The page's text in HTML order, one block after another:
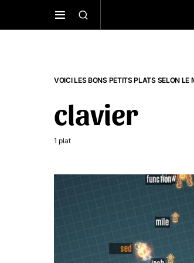
VOICI LES BONS PETITS PLATS SELON LE
clavier
1 plat